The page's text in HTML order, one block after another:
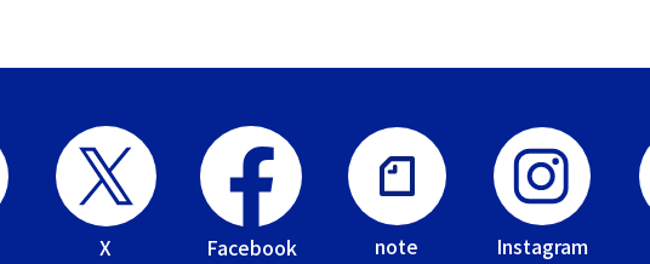
X Facebook note Instagram